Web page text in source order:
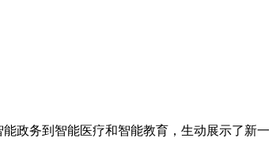
政务到智能医疗和智能教育，生动展示了新一